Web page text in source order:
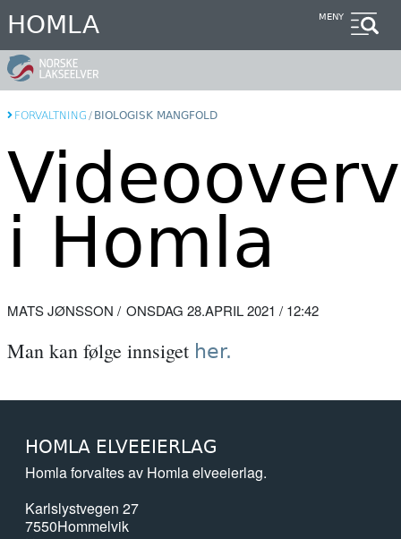
Hopp
til
hovedinnhold
HOMLA MENY
FORVALTNING / BIOLOGISK MANGFOLD
i Homla
MATS JØNSSON ONSDAG 28.APRIL 2021 / 12:42
Man kan følge innsiget her.
HOMLA ELVEEIERLAG
Homla forvaltes av Homla elveeierlag.
Karlslystvegen 27
7550Hommelvik